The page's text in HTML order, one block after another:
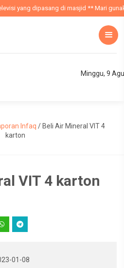
dipasang di masjid ** Mari
Minggu, 9
Infaq / Beli Air Mineral VIT 4
karton
VIT 4 karton
01-08